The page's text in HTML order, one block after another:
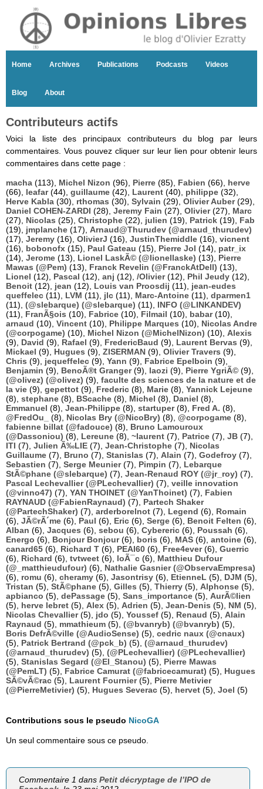
Home Archives Publications Podcasts Videos
Blog About
Contributeurs actifs
Voici la liste des principaux contributeurs du blog par leurs
commentaires. Vous pouvez cliquer sur leur lien pour obtenir leurs
commentaires dans cette page :
macha (113), Michel Nizon (96), Pierre (85), Fabien (66), herve
(66), leafar(44), guillaume (42), Laurent (40), philippe (32),
Herve Kabla (30), rthomas (30), Sylvain (29), Olivier Auber(29),
Daniel COHEN-ZARDI (28), Jeremy Fain (27), Olivier(27), Marc
(27), Nicolas (25), Christophe (22), julien (19), Patrick (19), Fab
(19), jmplanche (17), Arnaud@Thurudev (@arnaud_thurudev)
(17), Jeremy (16), OlivierJ (16), JustinThemiddle (16), vicnent
(16), bobonofx (15), Paul Gateau (15), Pierre Jol (14), patr_ix
(14), Jerome (13), Lionel LaskÃ© (@lionellaske) (13), Pierre
Mawas (@Pem) (13), Franck Revelin (@FranckAtDell) (13),
Lionel (12), Pascal (12), anj (12), /Olivier(12), Phil Jeudy (12),
Benoit (12), jean (12), Louis van Proosdij (11), jean-eudes
queffelec (11), LVM (11), jlc (11), Marc-Antoine (11), dparmen1
(11), (@slebarque) (@slebarque) (11), INFO (@LINKANDEV)
(11), FranÃ§ois (10), Fabrice (10), Filmail (10), babar(10),
arnaud (10), Vincent (10), Philippe Marques (10), Nicolas Andre
(@corpogame) (10), Michel Nizon (@MichelNizon) (10), Alexis
(9), David (9), Rafael (9), FredericBaud (9), Laurent Bervas (9),
Mickael (9), Hugues (9), ZISERMAN (9), Olivier Travers (9),
Chris (9), jequeffelec (9), Yann (9), Fabrice Epelboin (9),
Benjamin (9), BenoÃ®t Granger(9), laozi (9), Pierre YgriÃ© (9),
(@olivez) (@olivez) (9), faculte des sciences de la nature et de
la vie (9), gepettot (9), Frederic (8), Marie (8), Yannick Lejeune
(8), stephane (8), BScache (8), Michel (8), Daniel (8),
Emmanuel (8), Jean-Philippe (8), startuper(8), Fred A. (8),
@FredOu_
(8), Nicolas Bry (@NicoBry) (8), @corpogame (8),
fabienne billat (@fadouce) (8), Bruno Lamouroux
(@Dassoniou) (8), Lereune (8), ~laurent (7), Patrice (7), JB (7),
ITI (7), Julien Ã‰LIE (7), Jean-Christophe (7), Nicolas
Guillaume (7), Bruno (7), Stanislas (7), Alain (7), Godefroy (7),
Sebastien (7), Serge Meunier(7), Pimpin (7), Lebarque
StÃ©phane (@slebarque) (7), Jean-Renaud ROY (@jr_roy) (7),
Pascal Lechevallier (@PLechevallier) (7), veille innovation
(@vinno47) (7), YAN THOINET (@YanThoinet) (7), Fabien
RAYNAUD (@FabienRaynaud) (7), Partech Shaker
(@PartechShaker) (7), arderborelnot (7), Legend (6), Romain
(6), JÃ©rÃ´me (6), Paul (6), Eric (6), Serge (6), Benoit Felten (6),
Alban (6), Jacques (6), sebou (6), Cybereric (6), Poussah (6),
Energo (6), Bonjour Bonjour(6), boris (6), MAS (6), antoine (6),
canard65 (6), Richard T (6), PEAI60 (6), Free4ever(6), Guerric
(6), Richard (6), tvtweet (6), loÃ¯c (6), Matthieu Dufour
(@_matthieudufour) (6), Nathalie Gasnier (@ObservaEmpresa)
(6), romu (6), cheramy (6), Jasontrisy (6), EtienneL (5), DJM (5),
Tristan (5), StÃ©phane (5), Gilles (5), Thierry (5), Alphonse (5),
apbianco (5), dePassage (5), Sans_importance (5), AurÃ©lien
(5), herve lebret (5), Alex (5), Adrien (5), Jean-Denis (5), NM (5),
Nicolas Chevallier(5), jdo (5), Youssef (5), Renaud (5), Alain
Raynaud (5), mmathieum (5), (@bvanryb) (@bvanryb) (5),
Boris DefrÃ©ville (@AudioSense) (5), cedric naux (@cnaux)
(5), Patrick Bertrand (@pck_b) (5), (@arnaud_thurudev)
(@arnaud_thurudev) (5), (@PLechevallier) (@PLechevallier)
(5), Stanislas Segard (@El_Stanou) (5), Pierre Mawas
(@PemLT) (5), Fabrice Camurat (@fabricecamurat) (5), Hugues
SÃ©vÃ©rac (5), Laurent Fournier(5), Pierre Metivier
(@PierreMetivier) (5), Hugues Severac (5), hervet (5), Joel (5)
Contributions sous le pseudo NicoGA
Un seul commentaire sous ce pseudo.
Commentaire 1 dansPetit décryptage de l’IPO de